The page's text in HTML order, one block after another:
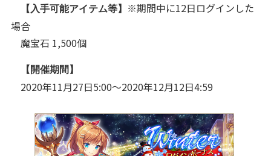
【入手可能アイテム等】
※期間中に12日ログインした
場合
魔宝石 1,500個
【開催期間】
2020年11月27日5:00～2020年12月12日4:59